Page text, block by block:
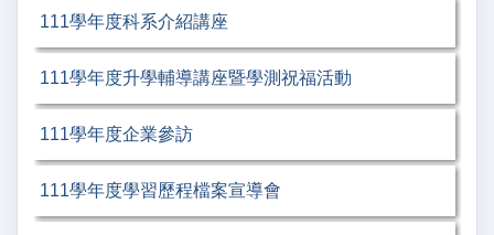
111學年度科系介紹講座
111學年度升學輔導講座暨學測祝福活動
111學年度企業參訪
111學年度學習歷程檔案宣導會